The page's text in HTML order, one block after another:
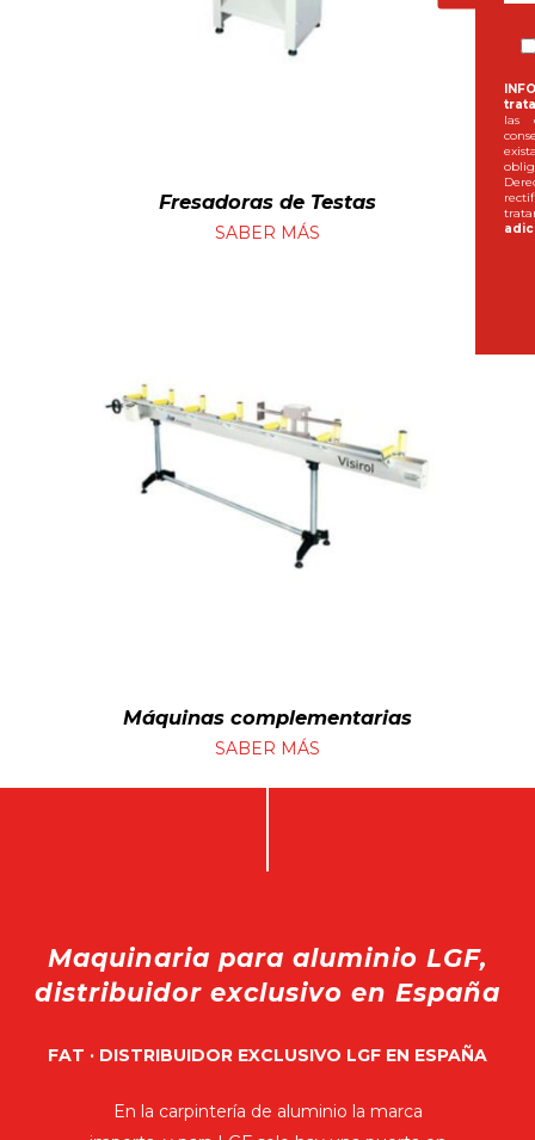
las
Fresadoras de Testas
SABER MÁS
Máquinas complementarias
SABER MÁS
Maquinaria para aluminio LGF,
distribuidor exclusivo en España
FAT · DISTRIBUIDOR EXCLUSIVO LGF EN ESPAÑA
En la carpintería de aluminio la marca